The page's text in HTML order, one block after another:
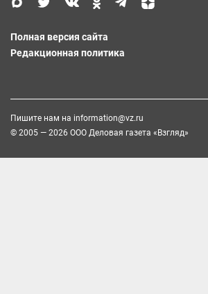
Полная версия сайта
Редакционная политика
Пишите нам на information@vz.ru
© 2005 — 2026 ООО Деловая газета «Взгляд»